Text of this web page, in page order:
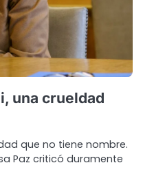
una crueldad
que no tiene nombre.
Paz criticó duramente